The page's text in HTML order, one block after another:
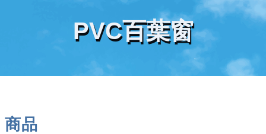
PVC百葉窗
商品